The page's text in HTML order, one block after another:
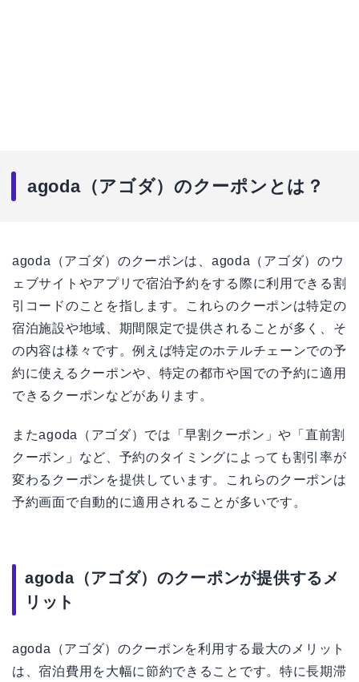
agoda（アゴダ）のクーポンとは？
agoda（アゴダ）のクーポンは、agoda（アゴダ）のウ
ェブサイトやアプリで宿泊予約をする際に利用できる割
引コードのことを指します。これらのクーポンは特定の
宿泊施設や地域、期間限定で提供されることが多く、そ
の内容は様々です。例えば特定のホテルチェーンでの予
約に使えるクーポンや、特定の都市や国での予約に適用
できるクーポンなどがあります。
またagoda（アゴダ）では「早割クーポン」や「直前割
クーポン」など、予約のタイミングによっても割引率が
変わるクーポンを提供しています。これらのクーポンは
予約画面で自動的に適用されることが多いです。
agoda（アゴダ）のクーポンが提供するメ
リット
agoda（アゴダ）のクーポンを利用する最大のメリット
は、宿泊費用を大幅に節約できることです。特に長期滞